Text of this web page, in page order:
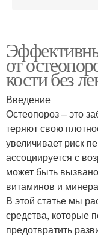
остеопорозе
Остеопороз с
от
кости без
Введение
Остеопороз – это
теряют свою
увеличивает риск
ассоциируется с
может быть
витаминов и
В этой статье мы
средства, которые
предотвратить